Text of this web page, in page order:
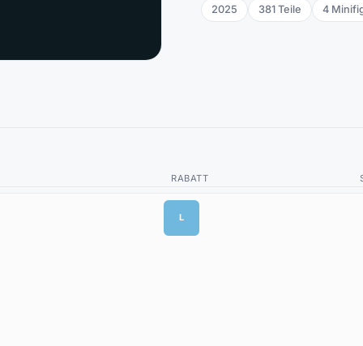
2025 381 Teile 4
RABATT
L